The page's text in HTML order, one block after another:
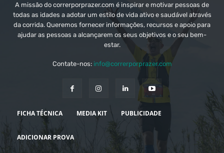
A missão do correrporprazer.com é inspirar e motivar pessoas de
todas as idades a adotar um estilo de vida ativo e saudável através
da corrida. Queremos fornecer informações, recursos e apoio para
ajudar as pessoas a alcançarem os seus objetivos e o seu bem-
estar.
Contate-nos: info@correrporprazer.com
FICHA TÉCNICA MEDIA KIT PUBLICIDADE
ADICIONAR PROVA